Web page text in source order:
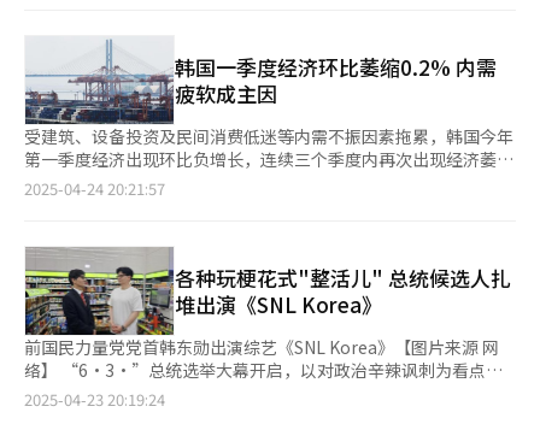
出，如果韩德洙正式宣布参选，选民可能会集中支持对单一化谈判
最为积极的候选人。 意识到这一民意走向的金文洙率先与韩德洙
进行单一化接触，洪准杓、韩东勋、安哲秀近期也纷纷暗示不排除
单一化可能性。因此，预计部分候选人还会通过与韩德洙会面等方
式，进一步扩大接触。关于韩德洙参选对保守阵营总统选举局势可
能产生的影响，目前分析意见不一。 YTN委托民调机构Embrain
Public在本月23日至24日面向全国18岁以上1004名选民进行的泛
保守阵营总统候选人适合度调查显示，韩德洙以9%的支持率位列
第四。 在韩国盖洛普22日至24日面向全国18岁以上1005名选民进
行的未来政治领导人好感度调查中，韩德洙的支持率为6%，与韩
东勋（8%）、洪准杓（7%）、金文洙（6%）相差不大。 对于可
能受到韩德洙参选影响的问题，韩东勋阵营的前汝矣岛研究院院长
洪永林26日在汝矣岛竞选办公室举行记者会时强调：“韩东勋候选
人的支持者忠诚度非常高，因此不会受到韩德洙参选变数带来的任
何影响。” 另一方面，TV朝鲜委托民调机构K-stat Research在
23日至24日面向全国18岁以上1010名选民进行的假想两人对决调
斯科特·贝森特、贸易代表办公室（USTR）代表贾米森·格里尔
在美国华盛顿举行“2+2”高级别贸易磋商，就韩国下届总统选举
结束后7月初之前，推进包括美国豁免对韩关税及双边产业合作等
在内的“一揽子协议”达成共识。 崔相穆在会后记者会上表示，
双方就在7月8日美国暂停加征对等关税到期前，制定以取消关税为
目标的“7月一揽子协议”（July Package）达成共识，并重点围
绕双方关切的关税与非关税措施、经济安全、投资合作、货币（汇
率）政策等四大领域展开磋商。 崔相穆强调，本次磋商意义在于
商。我方就韩国政治日程、通商贸易相关法律、与国会合作的必要
性等今后磋商进程中需要考虑的事项向美方进行说明，并请求美方
给予理解。 有关包括韩美间取消关税、产业合作等内容的全面协
议，有望在“6·3总统大选”后成立的新政府与特朗普之间达成。
两国还决定尽快举行韩国产业通商资源部与美国贸易代表办公室之
间的技术层面（technical level）协商，并在下月15日起举行的亚
太经合组织（APEC）贸易部长会议期间，与来韩出席会议的贾米
森·格里尔代表举行进一步的高级别协商。 韩国企划财政部和美
韩国一季度经济环比萎缩0.2% 内需
疲软成主因
受建筑、设备投资及民间消费低迷等内需不振因素拖累，韩国今年
第一季度经济出现环比负增长，连续三个季度内再次出现经济萎
缩。 韩国银行（央行）24日发布的初步统计数据显示，今年一季
继去年第二季度经济环比萎缩0.2%以来，韩国再次出现负增长。
去年第三、第四季度GDP环比增速均仅为0.1%，显示经济复苏势
头乏力。 央行此前曾指出，国内政治不确定性持续、以及美国关
税政策引发的经济信心下滑，是影响今年一季度增长的重要外部与
内部因素。 从各项指标来看，民间消费因娱乐、文化和医疗等服
务消费不振，环比减少0.1%；政府消费也因健康保险支出减少而
下降0.1%。 投资方面，建筑投资因经济前景不明朗而萎缩，环比
下降3.2%；设备投资则以机械类为主，下降2.1%。 出口亦呈现疲
2025-04-24 20:21:57
各种玩梗花式"整活儿" 总统候选人扎
堆出演《SNL Korea》
前国民力量党党首韩东勋出演综艺《SNL Korea》【图片来源 网
络】 “6·3·”总统选举大幕开启，以对政治辛辣讽刺为看点之
一的韩国综艺《SNL Korea》（《周六夜现场》）人气再度升温，
2025-04-23 20:19:24